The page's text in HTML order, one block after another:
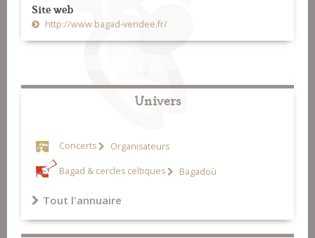
Site web
http://www.bagad-vendee.fr/
Univers
Concerts Organisateurs
Bagad & cercles celtiques Bagadoù
Tout l'annuaire